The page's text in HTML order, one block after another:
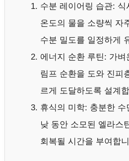
수분 레이어링 습관:
온도의 물을 소량씩 자
수분 밀도를 일정하게
에너지 순환 루틴: 가벼
림프 순환을 도와 진피
르게 도달하도록 설계
휴식의 미학: 충분한 수
낮 동안 소모된 엘라스
회복될 시간을 부여합